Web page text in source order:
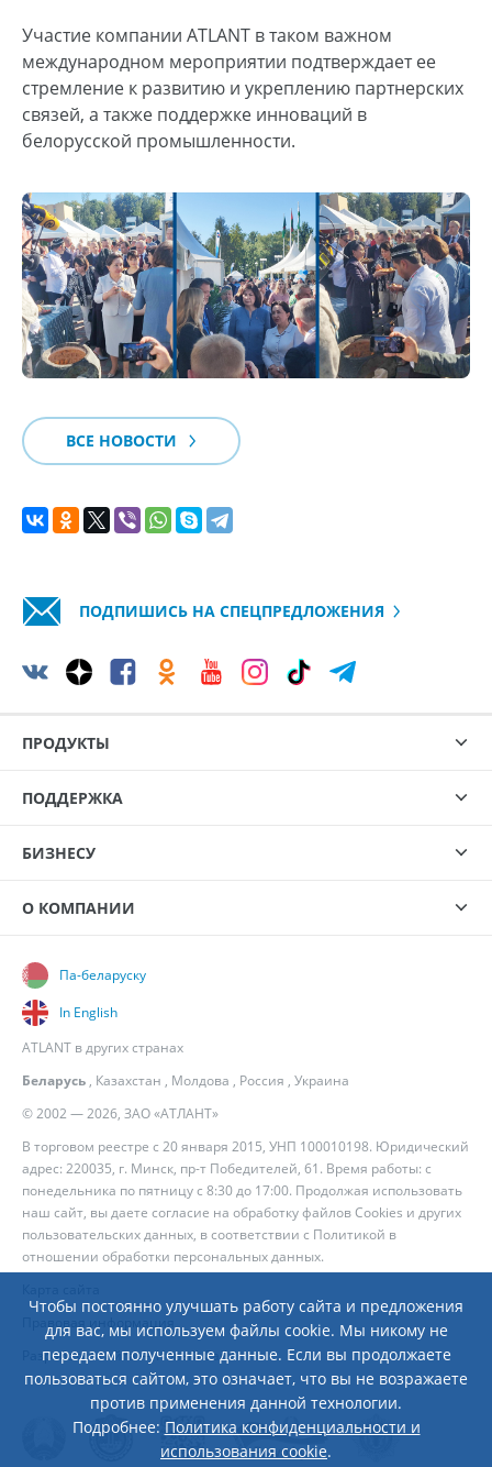
Чтобы постоянно улучшать работу сайта и предложения
для вас, мы используем файлы cookie. Мы никому не
передаем полученные данные. Если вы продолжаете
пользоваться сайтом, это означает, что вы не возражаете
против применения данной технологии.
Подробнее: Политика конфиденциальности и
использования cookie.
Участие компании ATLANT в таком важном
международном мероприятии подтверждает ее
стремление к развитию и укреплению партнерских
связей, а также поддержке инноваций в
белорусской промышленности.
ВСЕ НОВОСТИ
ПОДПИШИСЬ НА СПЕЦПРЕДЛОЖЕНИЯ
ПРОДУКТЫ
ПОДДЕРЖКА
БИЗНЕСУ
О КОМПАНИИ
© 2002 — 2026, ЗАО «АТЛАНТ»
В торговом реестре с 20 января 2015, УНП 100010198. Юридический
адрес: 220035, г. Минск, пр-т Победителей, 61. Время работы: с
понедельника по пятницу с 8:30 до 17:00. Продолжая использовать
наш сайт, вы даете согласие на обработку файлов Cookies и других
пользовательских данных, в соответствии с Политикой в
отношении обработки персональных данных.
Разработка сайта— Новый Сайт
Па-беларуску
In English
ATLANT в других странах
Беларусь , Казахстан , Молдова , Россия , Украина